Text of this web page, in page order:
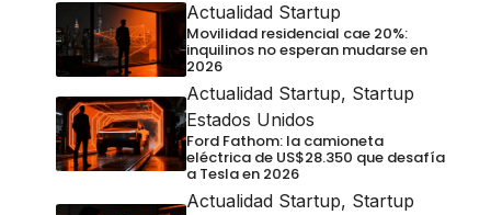
Actualidad Startup
Movilidad residencial cae 20%:
inquilinos no esperan mudarse en
2026
Actualidad Startup, Startup
Estados Unidos
Ford Fathom: la camioneta
eléctrica de US$28.350 que desafía
a Tesla en 2026
Actualidad Startup, Startup